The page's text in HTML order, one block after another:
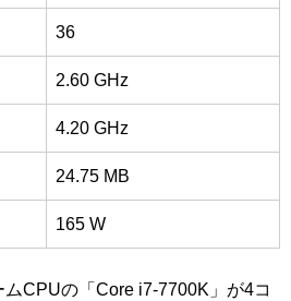
36
2.60 GHz
4.20 GHz
24.75 MB
165 W
CPUの「Core i7-7700K」が4コ